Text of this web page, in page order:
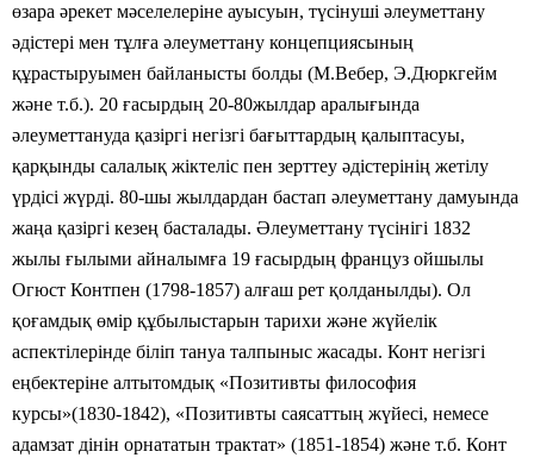
өзара әрекет мәселелеріне ауысуын, түсінуші әлеуметтану
әдістері мен тұлға әлеуметтану концепциясының
құрастыруымен байланысты болды (М.Вебер, Э.Дюркгейм
және т.б.). 20 ғасырдың 20-80жылдар аралығында
әлеуметтануда қазіргі негізгі бағыттардың қалыптасуы,
қарқынды салалық жіктеліс пен зерттеу әдістерінің жетілу
үрдісі жүрді. 80-шы жылдардан бастап әлеуметтану дамуында
жаңа қазіргі кезең басталады. Әлеуметтану түсінігі 1832
жылы ғылыми айналымға 19 ғасырдың француз ойшылы
Огюст Контпен (1798-1857) алғаш рет қолданылды). Ол
қоғамдық өмір құбылыстарын тарихи және жүйелік
аспектілерінде біліп тануа талпыныс жасады. Конт негізгі
еңбектеріне алтытомдық «Позитивты философия
курсы»(1830-1842), «Позитивты саясаттың жүйесі, немесе
адамзат дінін орнататын трактат» (1851-1854) және т.б. Конт